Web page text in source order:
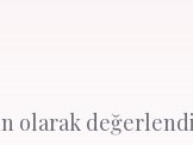
olarak